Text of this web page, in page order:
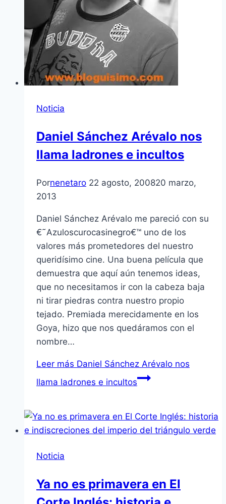
Noticia
Daniel Sánchez Arévalo nos
llama ladrones e incultos
Pornenetaro 22 agosto, 200820 marzo,
2013
Daniel Sánchez Arévalo me pareció con su
€˜Azuloscurocasinegro€™ uno de los
valores más prometedores del nuestro
queridí­simo cine. Una buena pelí­cula que
demuestra que aquí­ aún tenemos ideas,
que no necesitamos ir con la cabeza baja
ni tirar piedras contra nuestro propio
tejado. Premiada merecidamente en los
Goya, hizo que nos quedáramos con el
nombre…
Leer más Daniel Sánchez Arévalo nos
llama ladrones e incultos
Noticia
Ya no es primavera en El